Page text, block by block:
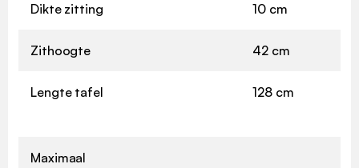
Dikte zitting 10 cm
Zithoogte 42 cm
Lengte tafel 128 cm
Maximaal